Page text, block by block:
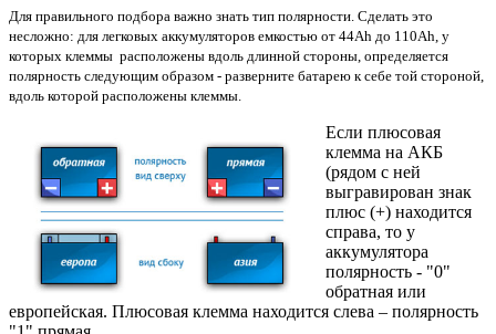
Для правильного подбора важно знать тип полярности. Сделать это
несложно: для легковых аккумуляторов емкостью от 44Ah до 110Ah, у
которых клеммы расположены вдоль длинной стороны, определяется
полярность следующим образом - разверните батарею к себе той стороной,
вдоль которой расположены клеммы.
Если плюсовая
клемма на АКБ
(рядом с ней
выгравирован знак
плюс (+) находится
справа, то у
аккумулятора
полярность - "0"
обратная или
европейская. Плюсовая клемма находится слева – полярность